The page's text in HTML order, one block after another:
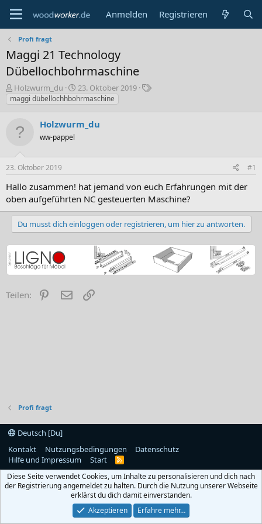
Anmelden Registrieren
Profi fragt
Maggi 21 Technology
Dübellochbohrmaschine
E
r
e
e
r
Holzwurm_du
E
r
e
t
m
23. Oktober 2019
S
o
e
maggi dübellochhbohrmaschine
Holzwurm_du
ww-pappel
23. Oktober 2019 #1
Hallo zusammen! hat jemand von euch Erfahrungen mit der
oben aufgeführten NC gesteuerten Maschine?
Du musst dich einloggen oder registrieren, um hier zu antworten.
Teilen: PinterestE-Mail
Profi fragt
Deutsch [Du]
Kontakt
Nutzungsbedingungen
Datenschutz
Hilfe und Impressum
Start
R
S
Diese Seite verwendet Cookies, um Inhalte zu personalisieren und dich nach
der Registrierung angemeldet zu halten. Durch die Nutzung unserer Webseite
erklärst du dich damit einverstanden.
Akzeptieren
Erfahre mehr…